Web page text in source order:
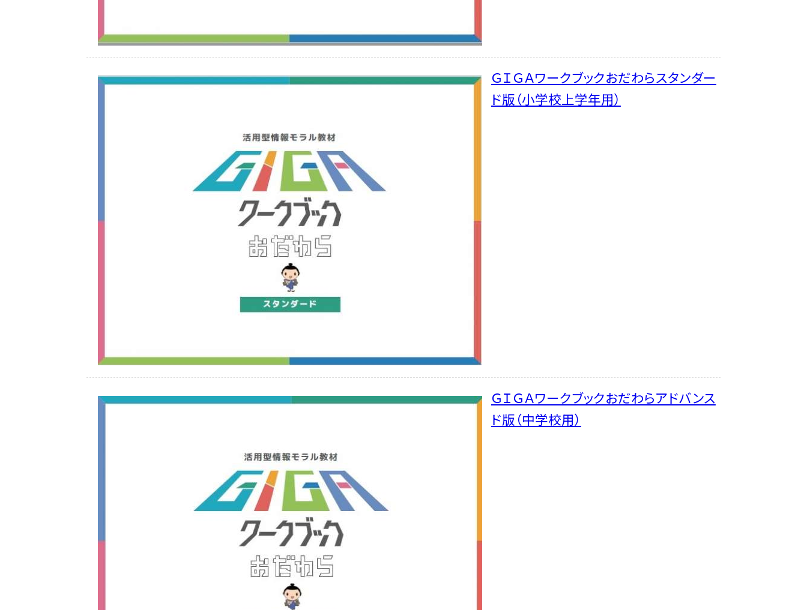
ＧＩＧＡワークブックおだわらスタンダー
ド版（小学校上学年用）
ＧＩＧＡワークブックおだわらアドバンス
ド版（中学校用）